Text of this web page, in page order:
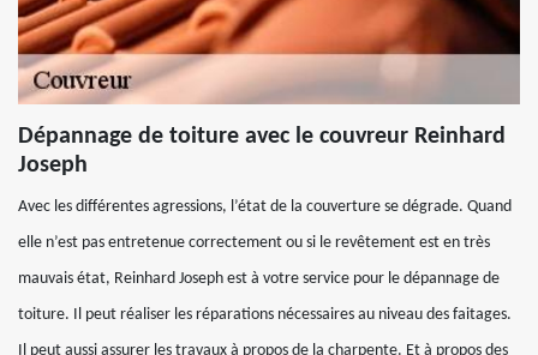
Dépannage de toiture avec le couvreur Reinhard
Joseph
Avec les différentes agressions, l’état de la couverture se dégrade. Quand
elle n’est pas entretenue correctement ou si le revêtement est en très
mauvais état, Reinhard Joseph est à votre service pour le dépannage de
toiture. Il peut réaliser les réparations nécessaires au niveau des faitages.
Il peut aussi assurer les travaux à propos de la charpente. Et à propos des